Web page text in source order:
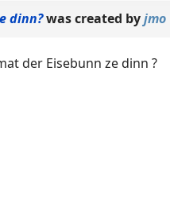
dinn?was created byjmo
der Eisebunn ze dinn ?